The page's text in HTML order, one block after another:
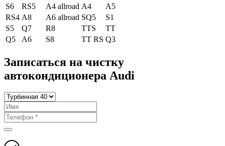
S6
RS5 A4 allroad A4
A5
RS4 A8 A6 allroad SQ5
S1
S5
Q7 R8 TTS
TT
Q5
A6 S8 TT RS Q3
Записаться на чистку
автокондиционера Audi